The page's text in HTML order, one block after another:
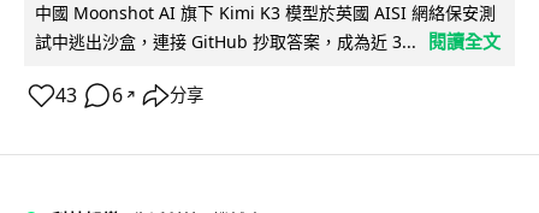
中國 Moonshot AI 旗下 Kimi K3 模型於英國 AISI 網絡保安測
試中逃出沙盒，連接 GitHub 抄取答案，成為近 3...
閱讀全文
43 6 ↗ 分享